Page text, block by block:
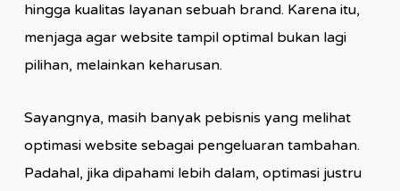
hingga kualitas layanan sebuah brand. Karena itu,
menjaga agar website tampil optimal bukan lagi
pilihan, melainkan keharusan.
Sayangnya, masih banyak pebisnis yang melihat
optimasi website sebagai pengeluaran tambahan.
Padahal, jika dipahami lebih dalam, optimasi justru